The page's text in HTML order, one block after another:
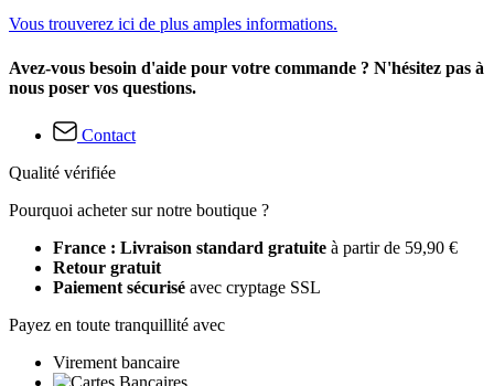
Vous trouverez ici de plus amples informations.
Avez-vous besoin d'aide pour votre commande ? N'hésitez pas à
nous poser vos questions.
Contact
Qualité vérifiée
Pourquoi acheter sur notre boutique ?
France : Livraison standard gratuite à partir de 59,90 €
Retour gratuit
Paiement sécurisé avec cryptage SSL
Payez en toute tranquillité avec
Virement bancaire